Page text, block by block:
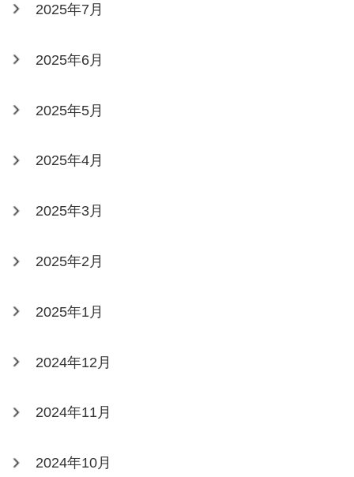
2025年7月
2025年6月
2025年5月
2025年4月
2025年3月
2025年2月
2025年1月
2024年12月
2024年11月
2024年10月